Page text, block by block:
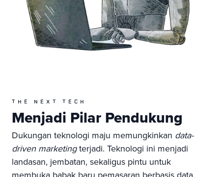
THE NEXT TECH
Menjadi Pilar Pendukung
Dukungan teknologi maju memungkinkan data-
driven marketingterjadi. Teknologi ini menjadi
landasan, jembatan, sekaligus pintu untuk